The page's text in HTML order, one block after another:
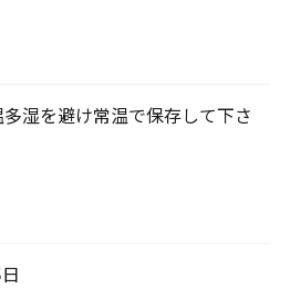
湿を避け常温で保存して下さ